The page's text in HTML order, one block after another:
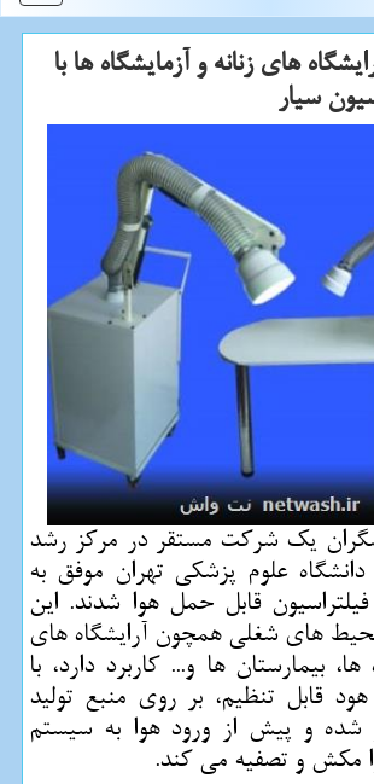
های زنانه و آزمایشگاه ها با
سیار
یك شركت مستقر در مركز رشد
علوم پزشكی تهران موفق به
قابل حمل هوا شدند. این
های شغلی همچون آرایشگاه های
ها، بیمارستان ها و... كاربرد دارد، با
قابل تنظیم، بر روی منبع تولید
شده و پیش از ورود هوا به سیستم
مكش و تصفیه می كند.